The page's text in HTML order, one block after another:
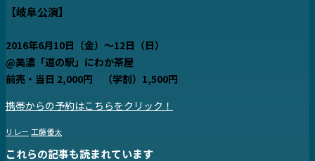
【岐阜公演】
2016年6月10日（金）～12日（日）
@美濃「道の駅」にわか茶屋
前売・当日 2,000円 （学割）1,500円
携帯からの予約はこちらをクリック！
リレー 工藤優太
これらの記事も読まれています